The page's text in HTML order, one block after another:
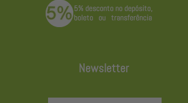
Newsletter